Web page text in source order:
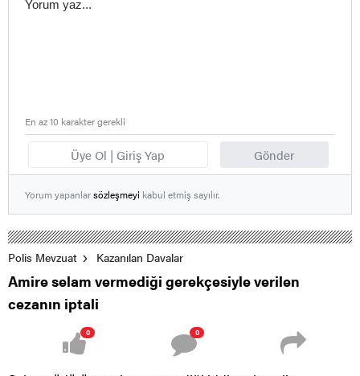
Üye Ol | Giriş Yap Gönder
En az 10 karakter gerekli
Yorum yapanlarsözleşmeyi kabul etmiş sayılır.
Polis Mevzuat Kazanılan Davalar
Amire selam vermediği gerekçesiyle verilen
cezanın iptali
0 0